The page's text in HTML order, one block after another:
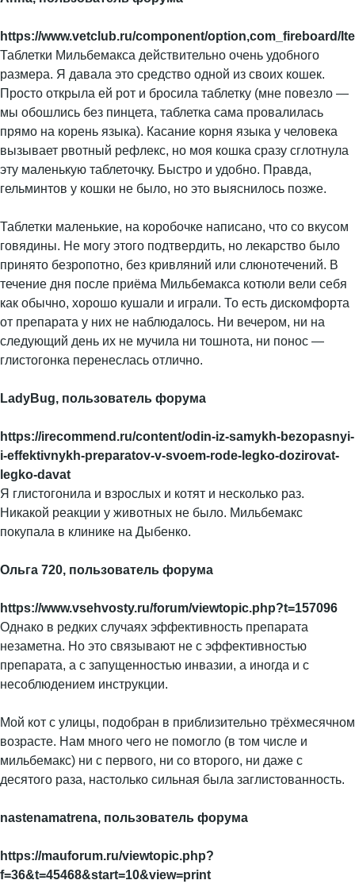
https://www.vetclub.ru/component/option,com_fireboard/
Таблетки Мильбемакса действительно очень удобного
размера. Я давала это средство одной из своих кошек.
Просто открыла ей рот и бросила таблетку (мне повезло —
мы обошлись без пинцета, таблетка сама провалилась
прямо на корень языка). Касание корня языка у человека
вызывает рвотный рефлекс, но моя кошка сразу сглотнула
эту маленькую таблеточку. Быстро и удобно. Правда,
гельминтов у кошки не было, но это выяснилось позже.
Таблетки маленькие, на коробочке написано, что со вкусом
говядины. Не могу этого подтвердить, но лекарство было
принято безропотно, без кривляний или слюнотечений. В
течение дня после приёма Мильбемакса котюли вели себя
как обычно, хорошо кушали и играли. То есть дискомфорта
от препарата у них не наблюдалось. Ни вечером, ни на
следующий день их не мучила ни тошнота, ни понос —
глистогонка перенеслась отлично.
LadyBug, пользователь форума
https://irecommend.ru/content/odin-iz-samykh-bezopasnyi-
i-effektivnykh-preparatov-v-svoem-rode-legko-dozirovat-
legko-davat
Я глистогонила и взрослых и котят и несколько раз.
Никакой реакции у животных не было. Мильбемакс
покупала в клинике на Дыбенко.
Ольга 720, пользователь форума
https://www.vsehvosty.ru/forum/viewtopic.php?t=157096
Однако в редких случаях эффективность препарата
незаметна. Но это связывают не с эффективностью
препарата, а с запущенностью инвазии, а иногда и с
несоблюдением инструкции.
Мой кот с улицы, подобран в приблизительно трёхмесячном
возрасте. Нам много чего не помогло (в том числе и
мильбемакс) ни с первого, ни со второго, ни даже с
десятого раза, настолько сильная была заглистованность.
nastenamatrena, пользователь форума
https://mauforum.ru/viewtopic.php?
f=36&t=45468&start=10&view=print